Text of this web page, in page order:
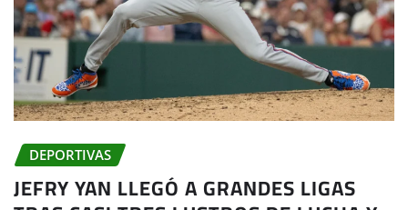
DEPORTIVAS
JEFRY YAN LLEGÓ A GRANDES LIGAS